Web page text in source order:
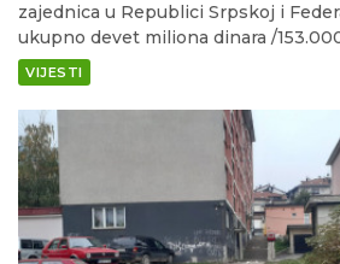
zajednica u Republici Srpskoj i
ukupno devet miliona dinara /
VIJESTI